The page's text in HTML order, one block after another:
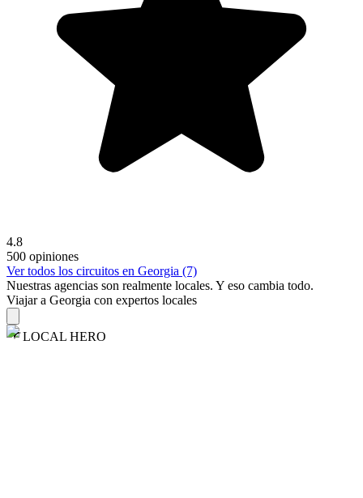
4.8
500 opiniones
Ver todos los circuitos en Georgia (7)
Nuestras agencias son realmente locales. Y eso cambia todo.
Viajar a Georgia con expertos locales
LOCAL HERO